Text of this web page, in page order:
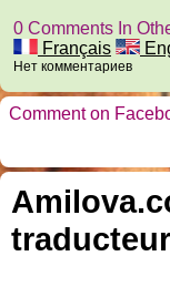
0 Comments In
Français
Нет комментариев
Comment on